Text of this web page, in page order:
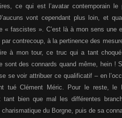
ce qui est l’avatar contemporain
vont cependant plus loin, et
« fascistes ». C’est là à mon sens une
par contrecoup, à la pertinence des
à mon tour, ce truc qui a tant
sont des connards quand même, hein !
se voir attribuer ce qualificatif – en
tué Clément Méric. Pour le reste,
tant bien que mal les différentes
charismatique du Borgne, puis de sa